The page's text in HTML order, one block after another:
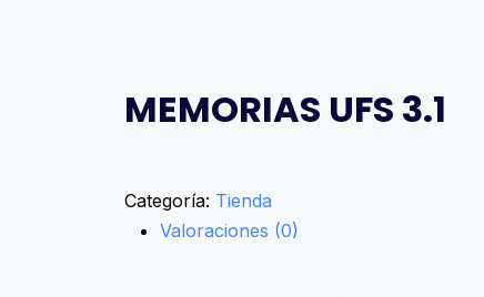
MEMORIAS UFS 3.1
Categoría: Tienda
Valoraciones (0)